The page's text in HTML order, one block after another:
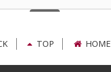
상
색
수
TOP HOME